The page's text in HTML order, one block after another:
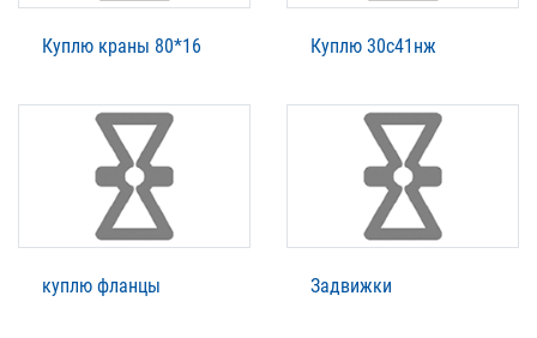
Куплю краны 80*16 Куплю 30с41нж
куплю фланцы Задвижки